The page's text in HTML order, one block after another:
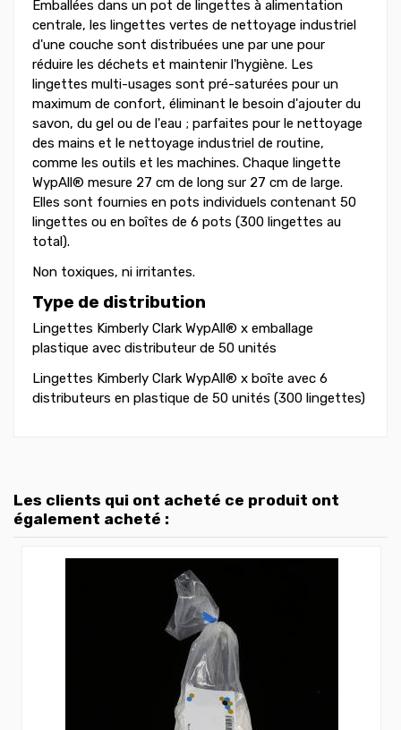
Emballées dans un pot de lingettes à alimentation
centrale, les lingettes vertes de nettoyage industriel
d'une couche sont distribuées une par une pour
réduire les déchets et maintenir l'hygiène. Les
lingettes multi-usages sont pré-saturées pour un
maximum de confort, éliminant le besoin d'ajouter du
savon, du gel ou de l'eau ; parfaites pour le nettoyage
des mains et le nettoyage industriel de routine,
comme les outils et les machines. Chaque lingette
WypAll® mesure 27 cm de long sur 27 cm de large.
Elles sont fournies en pots individuels contenant 50
lingettes ou en boîtes de 6 pots (300 lingettes au
total).
Non toxiques, ni irritantes.
Type de distribution
Lingettes Kimberly Clark WypAll® x emballage
plastique avec distributeur de 50 unités
Lingettes Kimberly Clark WypAll® x boîte avec 6
distributeurs en plastique de 50 unités (300 lingettes)
Les clients qui ont acheté ce produit ont
également acheté :